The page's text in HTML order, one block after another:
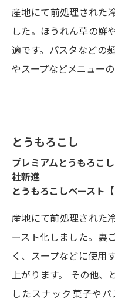
産地にて前処理された
した。ほうれん草の鮮
適です。パスタなどの
やスープなどメニューの
とうもろこし
プレミアムとうもろこ
社新進
とうもろこしペースト
産地にて前処理された
ースト化しました。裏
く、スープなどに使用
上がります。 その他
したスナック菓子や